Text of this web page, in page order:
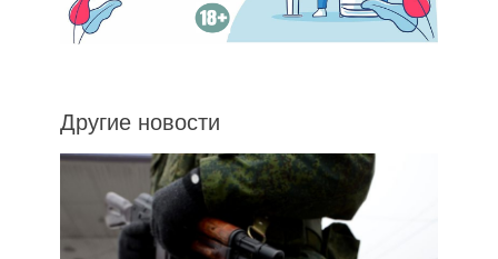
Другие новости